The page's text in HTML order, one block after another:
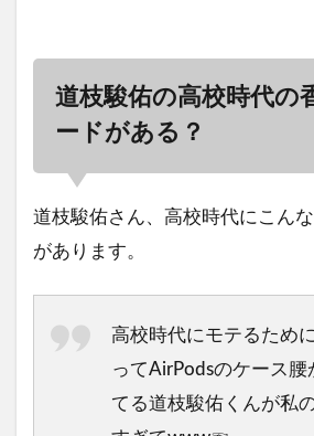
道枝駿佑の高校時代の
ードがある？
道枝駿佑さん、高校時代にこん
があります。
高校時代にモテるため
ってAirPodsのケース腰
てる道枝駿佑くんが私